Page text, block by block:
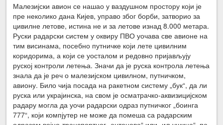
Малезијски авион се нашао у ваздушном простору који је
пре неколико дана Кијев, управо због борби, затворио за
цивилне летове, истина не и за летове изнад 8.000 метара.
Руски радарски систем у оквиру ПВО уочава све авионе на
тим висинама, посебно путничке који лете цивилним
коридорима, а који се уосталом и редовно пријављују
руској контроли летења. Значи да је руска контрола летења
знала да је реч о малезијском цивилном, путничком,
авиону. Било чија посада на ракетном систему „бук“, да ли
руска или украјинска, на свом је осматрачко-аквизицијском
радару могла да уочи радарски одраз путничког „боинга
777“, који компјутер не може да помеша са радарским